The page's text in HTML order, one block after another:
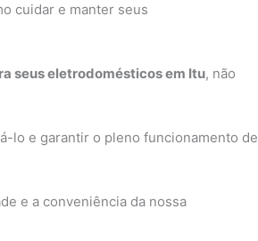
cuidar e manter seus
seus eletrodomésticos em Itu, não
lo e garantir o pleno funcionamento de
e a conveniência da nossa